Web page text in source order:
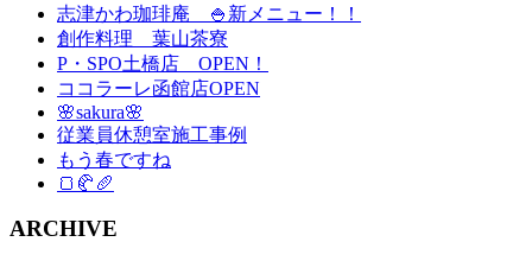
志津かわ珈琲庵 🍚新メニュー！！
創作料理 葉山茶寮
P・SPO土橋店 OPEN！
ココラーレ函館店OPEN
🌸sakura🌸
従業員休憩室施工事例
もう春ですね
🍞🥐🥖
ARCHIVE